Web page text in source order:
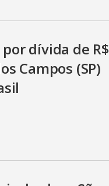
dívida de R$
Campos (SP)